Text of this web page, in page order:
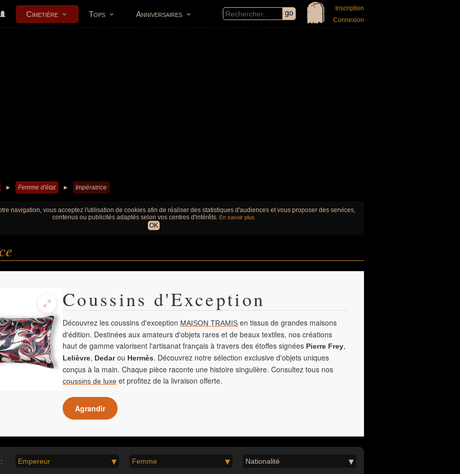
Cimetière Tops Anniversaires
Inscription
Connexion
► Femme d'état ► Impératrice
navigation, vous acceptez l'utilisation de cookies afin de réaliser des statistiques d'audiences et vous proposer des services,
contenus ou publicités adaptés selon vos centres d'intérêts. En savoir plus
OK
Coussins d'Exception
Découvrez les coussins d'exception MAISON TRAMIS en tissus de grandes maisons
d'édition. Destinées aux amateurs d'objets rares et de beaux textiles, nos créations
haut de gamme valorisent l'artisanat français à travers des étoffes signées Pierre Frey,
Lelièvre, Dedarou Hermès. Découvrez notre sélection exclusive d'objets uniques
conçus à la main. Chaque pièce raconte une histoire singulière. Consultez tous nos
coussins de luxe et profitez de la livraison offerte.
Agrandir
Empereur Femme Nationalité